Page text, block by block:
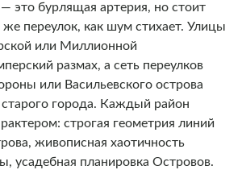
это бурлящая артерия, но стоит
же переулок, как шум стихает. Улицы
или Миллионной
размах, а сеть переулков
или Васильевского острова
города. Каждый район
строгая геометрия линий
живописная хаотичность
усадебная планировка Островов.